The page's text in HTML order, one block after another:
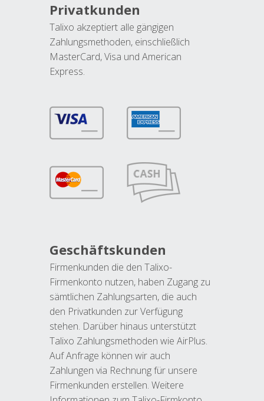
Privatkunden
Talixo akzeptiert alle gängigen
Zahlungsmethoden, einschließlich
MasterCard, Visa und American
Express.
Geschäftskunden
Firmenkunden die den Talixo-
Firmenkonto nutzen, haben Zugang zu
sämtlichen Zahlungsarten, die auch
den Privatkunden zur Verfügung
stehen. Darüber hinaus unterstützt
Talixo Zahlungsmethoden wie AirPlus.
Auf Anfrage können wir auch
Zahlungen via Rechnung für unsere
Firmenkunden erstellen. Weitere